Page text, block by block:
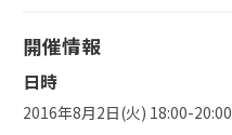
開催情報
日時
2016年8月2日(火) 18:00-20:00